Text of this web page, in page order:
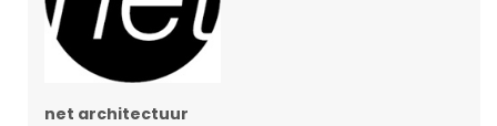
net architectuur